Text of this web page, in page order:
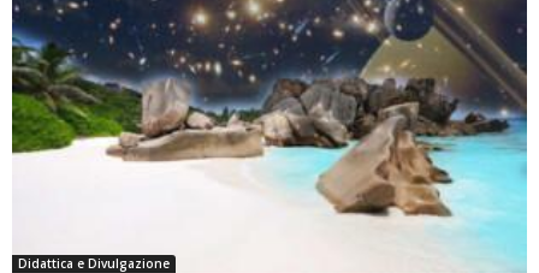
Didattica e Divulgazione